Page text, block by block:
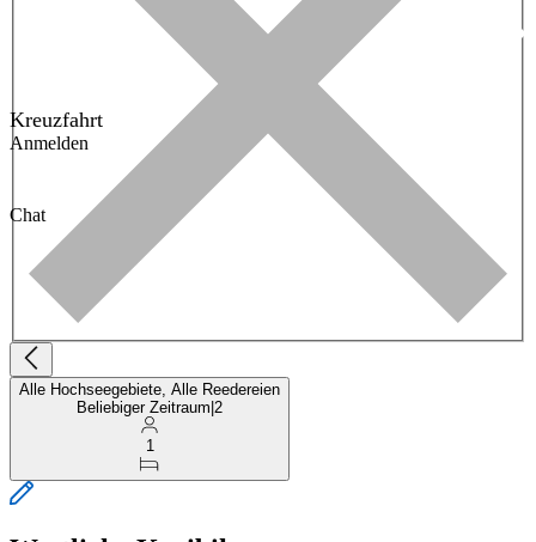
Kreuzfahrt
Anmelden
Chat
Alle Hochseegebiete, Alle Reedereien
Beliebiger Zeitraum 2
1